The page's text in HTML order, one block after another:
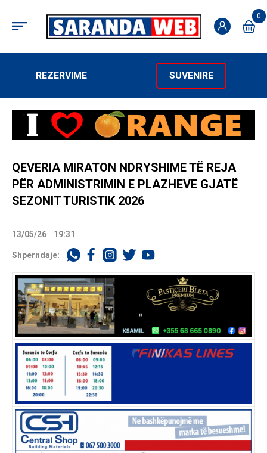
0
REZERVIME SUVENIRE
QEVERIA MIRATON NDRYSHIME TË REJA
PËR ADMINISTRIMIN E PLAZHEVE GJATË
SEZONIT TURISTIK 2026
13/05/26 19:31
Shperndaje: